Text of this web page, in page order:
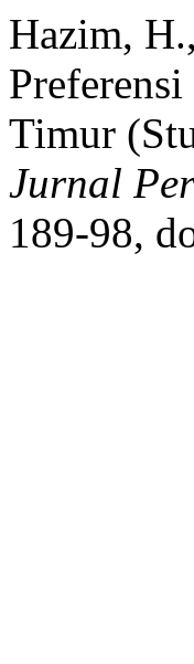
Hazim,
Timur
Jurnal
189-98,